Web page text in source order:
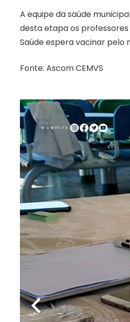
A equipe da saúde
desta etapa os professores
Saúde espera vacinar pelo
Fonte: Ascom CEMVS